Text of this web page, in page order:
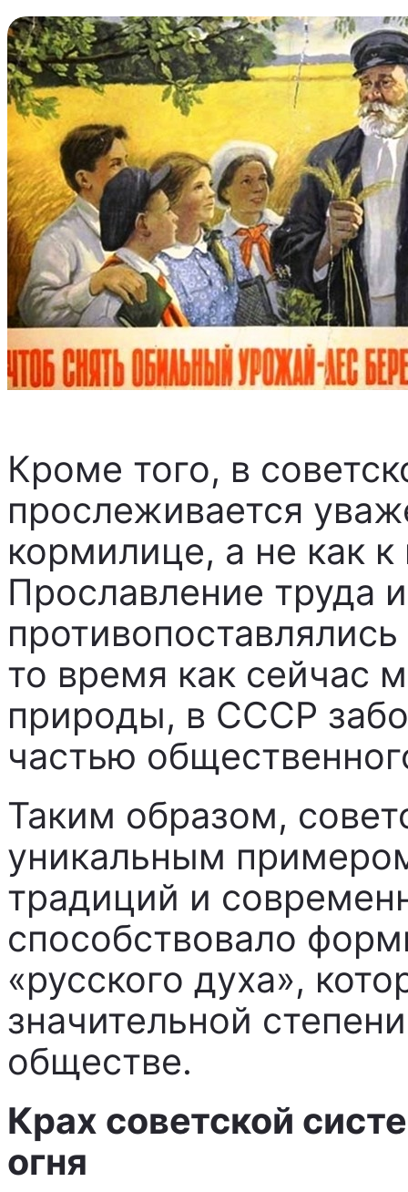
Кроме того, в
прослеживается
кормилице, а не как
Прославление труда
то время как сейчас
природы, в СССР
частью
Таким образом,
уникальным
традиций и
способствовало
«русского духа»,
значительной
обществе.
Крах советской
огня